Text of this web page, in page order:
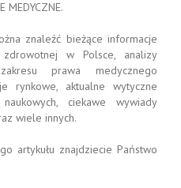
znaleźć bieżące informacje
w Polsce, analizy
prawa medycznego
rynkowe, aktualne wytyczne
ciekawe wywiady
wiele innych.
artykułu znajdziecie Państwo